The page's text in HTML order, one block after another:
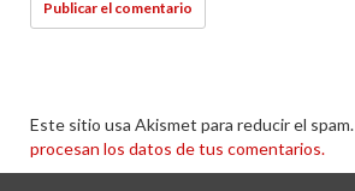
Este sitio usa Akismet para reducir el spam.
procesan los datos de tus comentarios.